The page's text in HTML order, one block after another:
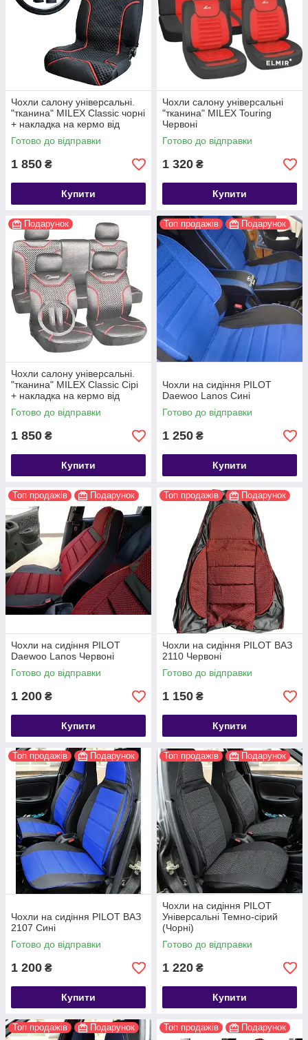
Чохли салону універсальні.
"тканина" MILEX Classic чорні
+ накладка на кермо від
MILEX
Готово до відправки
1 850 ₴
Купити
Чохли салону універсальні
"тканина" MILEX Touring
Червоні
Готово до відправки
1 320 ₴
Купити
Подарунок
Чохли салону універсальні.
"тканина" MILEX Classic Сірі
+ накладка на кермо від
MILEX
Готово до відправки
1 850 ₴
Купити
Топ продажів Подарунок
Чохли на сидіння PILOT
Daewoo Lanos Сині
Готово до відправки
1 250 ₴
Купити
Топ продажів Подарунок
Чохли на сидіння PILOT
Daewoo Lanos Червоні
Готово до відправки
1 200 ₴
Купити
Топ продажів Подарунок
Чохли на сидіння PILOT ВАЗ
2110 Червоні
Готово до відправки
1 150 ₴
Купити
Топ продажів Подарунок
Чохли на сидіння PILOT ВАЗ
2107 Сині
Готово до відправки
1 200 ₴
Купити
Топ продажів Подарунок
Чохли на сидіння PILOT
Універсальні Темно-сірий
(Чорні)
Готово до відправки
1 220 ₴
Купити
Топ продажів Подарунок Топ продажів Подарунок